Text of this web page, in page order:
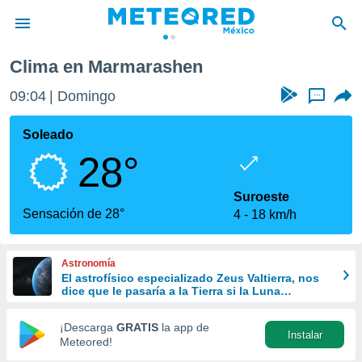
de
ha sido
calidad.
a este
las
y
forma
digital
basada
Clima en Marmarashen
09:04 Domingo ...
Soleado
28°
Sensación de 28°
Suroeste
4
18 km/h
Astronomía
El astrofísico especializado Zeus Valtierra, nos
dice que le pasaría a la Tierra si la Luna
¡Descarga GRATIS la app de
Meteored!
Instalar